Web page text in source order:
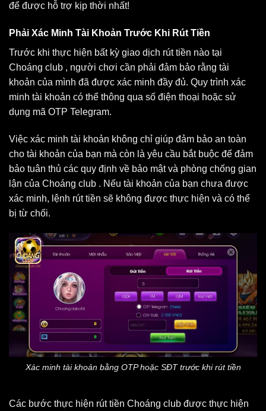
để được hỗ trợ kịp thời nhất!
Phải Xác Minh Tài Khoản Trước Khi Rút Tiền
Trước khi thực hiện bất kỳ giao dịch rút tiền nào tại
Choáng club , người chơi cần phải đảm bảo rằng tài
khoản của mình đã được xác minh đầy đủ. Quy trình xác
minh tài khoản có thể thông qua số điện thoại hoặc sử
dụng mã OTP Telegram.
Việc xác minh tài khoản không chỉ giúp đảm bảo an toàn
cho tài khoản của bạn mà còn là yêu cầu bắt buộc để đảm
bảo tuân thủ các quy định về bảo mật và phòng chống gian
lận của Choáng club . Nếu tài khoản của bạn chưa được
xác minh, lệnh rút tiền sẽ không được thực hiện và có thể
bị từ chối.
Xác minh tài khoản bằng OTP hoặc SĐT trước khi rút tiền
Các bước thực hiện rút tiền Choáng club được thực hiện